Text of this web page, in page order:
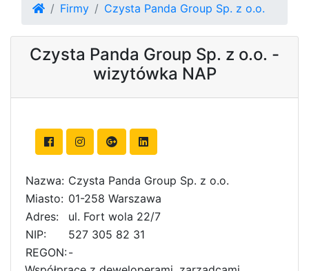
Firmy Czysta Panda Group Sp. z o.o.
Czysta Panda Group Sp. z o.o. -
wizytówka NAP
Nazwa: Czysta Panda Group Sp. z o.o.
Miasto: 01-258 Warszawa
Adres:
ul. Fort wola 22/7
NIP:
527 305 82 31
REGON:-